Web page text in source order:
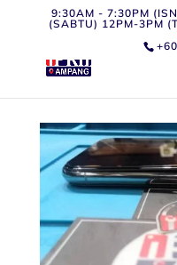
9:30AM - 7:30PM
(SABTU) 12PM-3PM